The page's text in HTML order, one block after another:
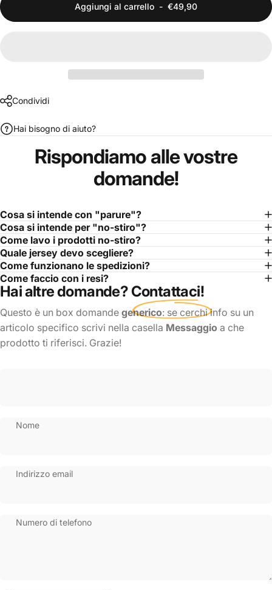
Aggiungi al carrello - €49,90
Condividi
Hai bisogno di aiuto?
Rispondiamo allevostre
domande!
Cosa si intende con "parure"?
Cosa si intende per "no-stiro"?
Come lavo i prodotti no-stiro?
Quale jersey devo scegliere?
Come funzionano le spedizioni?
Come faccio con i resi?
Hai altre domande? Contattaci!
Questo è un box domande generico: se cerchi info su un
articolo specifico scrivi nella casella Messaggio a che
prodotto ti riferisci. Grazie!
Nome
Indirizzo email
Numero di telefono